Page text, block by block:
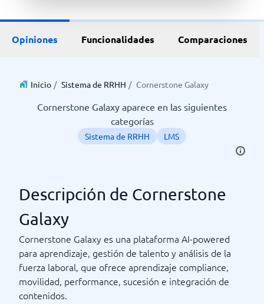
Opiniones Funcionalidades Comparaciones
Inicio / Sistema de RRHH / Cornerstone Galaxy
Cornerstone Galaxy aparece en las siguientes
categorías
Sistema de RRHH LMS
Descripción de Cornerstone
Galaxy
Cornerstone Galaxy es una plataforma AI-powered
para aprendizaje, gestión de talento y análisis de la
fuerza laboral, que ofrece aprendizaje compliance,
movilidad, performance, sucesión e integración de
contenidos.